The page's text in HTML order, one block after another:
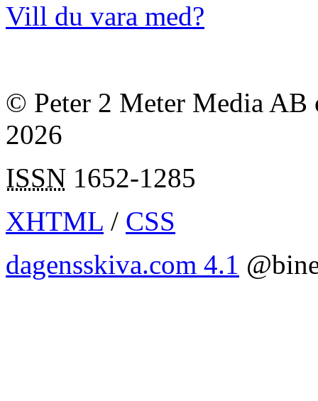
Vill du vara med?
© Peter 2 Meter Media AB
2026
ISSN 1652-1285
XHTML / CSS
dagensskiva.com 4.1